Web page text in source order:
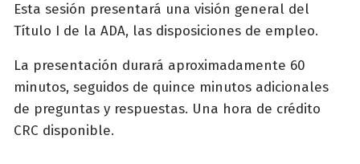
Esta sesión presentará una visión general del
Título I de la ADA, las disposiciones de empleo.
La presentación durará aproximadamente 60
minutos, seguidos de quince minutos adicionales
de preguntas y respuestas. Una hora de crédito
CRC disponible.